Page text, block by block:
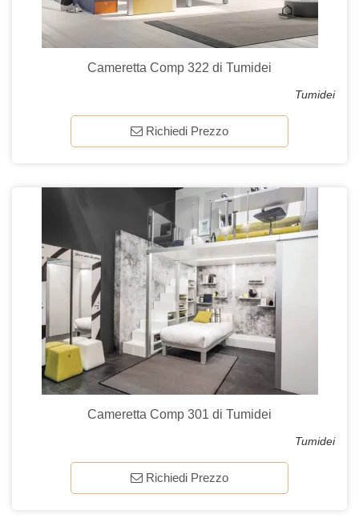
Cameretta Comp 322 di Tumidei
Tumidei
Richiedi Prezzo
Cameretta Comp 301 di Tumidei
Tumidei
Richiedi Prezzo